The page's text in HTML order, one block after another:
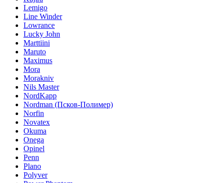
Lemigo
Line Winder
Lowrance
Lucky John
Marttiini
Maruto
Maximus
Mora
Morakniv
Nils Master
NordKapp
Nordman (Псков-Полимер)
Norfin
Novatex
Okuma
Onega
Opinel
Penn
Plano
Polyver